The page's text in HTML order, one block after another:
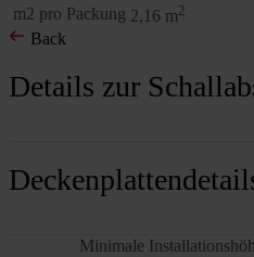
m2 pro Packung 2,16 m2
Back
Details zur
Minimale